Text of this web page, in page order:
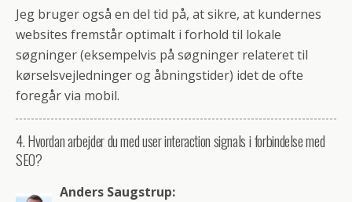
Jeg bruger også en del tid på, at sikre, at kundernes
websites fremstår optimalt i forhold til lokale
søgninger (eksempelvis på søgninger relateret til
kørselsvejledninger og åbningstider) idet de ofte
foregår via mobil.
4. Hvordan arbejder du med user interaction signals i forbindelse med
SEO?
Anders Saugstrup: